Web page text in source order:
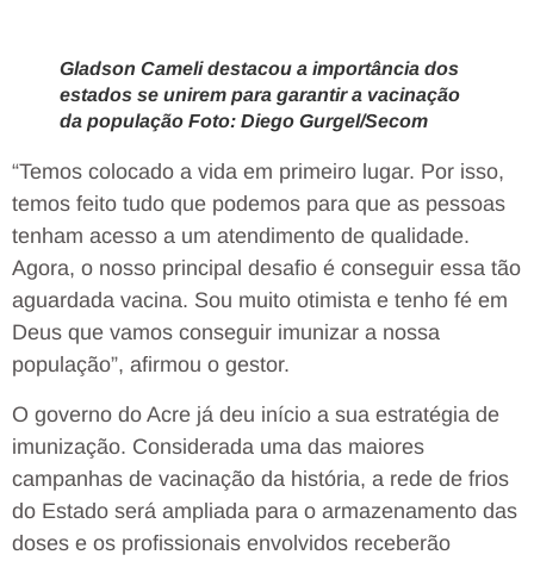
Gladson Cameli destacou a importância dos
estados se unirem para garantir a vacinação
da população Foto: Diego Gurgel/Secom
“Temos colocado a vida em primeiro lugar. Por isso,
temos feito tudo que podemos para que as pessoas
tenham acesso a um atendimento de qualidade.
Agora, o nosso principal desafio é conseguir essa tão
aguardada vacina. Sou muito otimista e tenho fé em
Deus que vamos conseguir imunizar a nossa
população”, afirmou o gestor.
O governo do Acre já deu início a sua estratégia de
imunização. Considerada uma das maiores
campanhas de vacinação da história, a rede de frios
do Estado será ampliada para o armazenamento das
doses e os profissionais envolvidos receberão